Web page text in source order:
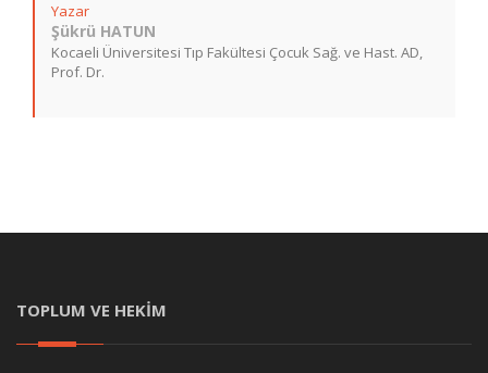
Yazar
Şükrü HATUN
Kocaeli Üniversitesi Tıp Fakültesi Çocuk Sağ. ve Hast. AD,
Prof. Dr.
TOPLUM VE HEKİM